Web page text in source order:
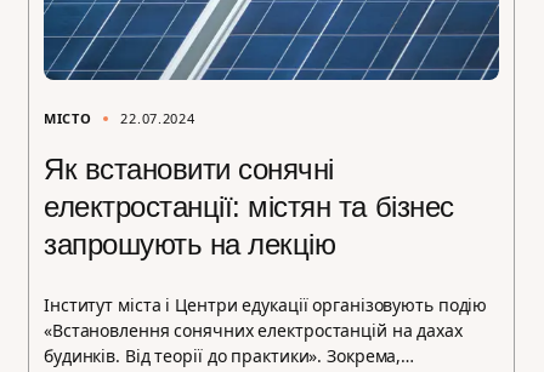
МІСТО 22.07.2024
Як встановити сонячні
електростанції: містян та бізнес
запрошують на лекцію
Інститут міста і Центри едукації організовують подію
«Встановлення сонячних електростанцій на дахах
будинків. Від теорії до практики». Зокрема,…